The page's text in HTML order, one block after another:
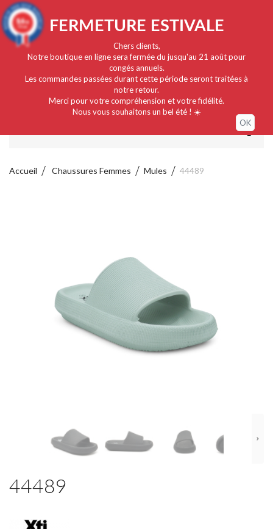
Français
FERMETURE ESTIVALE
Chers clients,
Notre boutique en ligne sera fermée du jusqu'au 21 août pour
congés annuels.
Les commandes passées durant cette période seront traitées à
notre retour.
Merci pour votre compréhension et votre fidélité.
Nous vous souhaitons un bel été ! ☀️
OK
Accueil Chaussures Femmes Mules 44489
44489
9.4/10